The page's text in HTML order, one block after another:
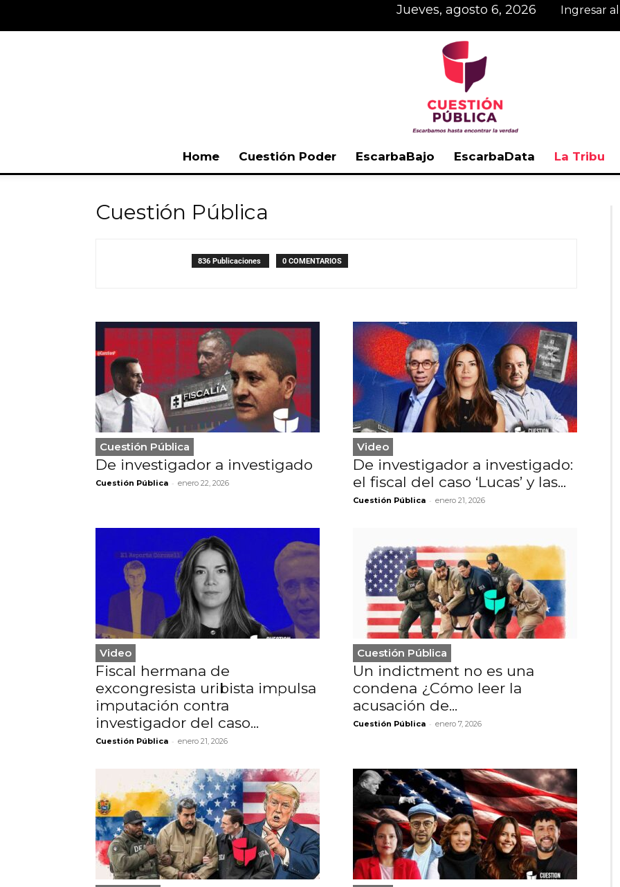
jueves, agosto 6, 2026 Ingresar
Home Cuestión Poder EscarbaBajo EscarbaData La Tribu
Cuestión Pública
836 Publicaciones 0 COMENTARIOS
Cuestión Pública
De investigador a investigado
Cuestión Pública - enero 22, 2026
Video
De investigador a investigado:
el fiscal del caso ‘Lucas’ y las...
Cuestión Pública - enero 21, 2026
Video
Fiscal hermana de
excongresista uribista impulsa
imputación contra
investigador del caso...
Cuestión Pública - enero 21, 2026
Cuestión Pública
Un indictment no es una
condena ¿Cómo leer la
acusación de...
Cuestión Pública - enero 7, 2026